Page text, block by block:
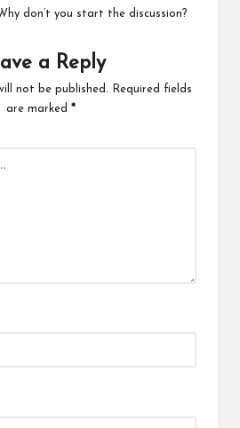
don’t you start the discussion?
a Reply
not be published.
Required fields
are marked *